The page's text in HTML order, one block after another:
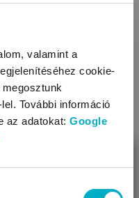
valamint a
cookie-
További információ
az adatokat: Google
Gyerek sínadrágok